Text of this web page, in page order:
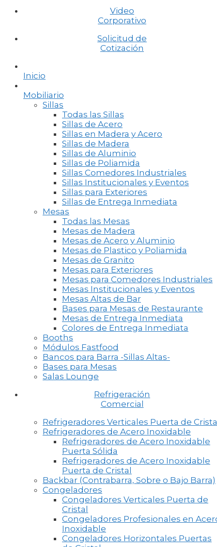
Video
Corporativo
Solicitud de
Cotización
Inicio
Mobiliario
Sillas
Todas las Sillas
Sillas de Acero
Sillas en Madera y Acero
Sillas de Madera
Sillas de Aluminio
Sillas de Poliamida
Sillas Comedores Industriales
Sillas Institucionales y Eventos
Sillas para Exteriores
Sillas de Entrega Inmediata
Mesas
Todas las Mesas
Mesas de Madera
Mesas de Acero y Aluminio
Mesas de Plastico y Poliamida
Mesas de Granito
Mesas para Exteriores
Mesas para Comedores Industriales
Mesas Institucionales y Eventos
Mesas Altas de Bar
Bases para Mesas de Restaurante
Mesas de Entrega Inmediata
Colores de Entrega Inmediata
Booths
Módulos Fastfood
Bancos para Barra -Sillas Altas-
Bases para Mesas
Salas Lounge
Refrigeración
Comercial
Refrigeradores Verticales Puerta de
Refrigeradores de Acero Inoxidable
Refrigeradores de Acero Inoxidable
Puerta Sólida
Refrigeradores de Acero Inoxidable
Puerta de Cristal
Backbar (Contrabarra, Sobre o Bajo Barra)
Congeladores
Congeladores Verticales Puerta de
Cristal
Congeladores Profesionales en
Inoxidable
Congeladores Horizontales Puertas